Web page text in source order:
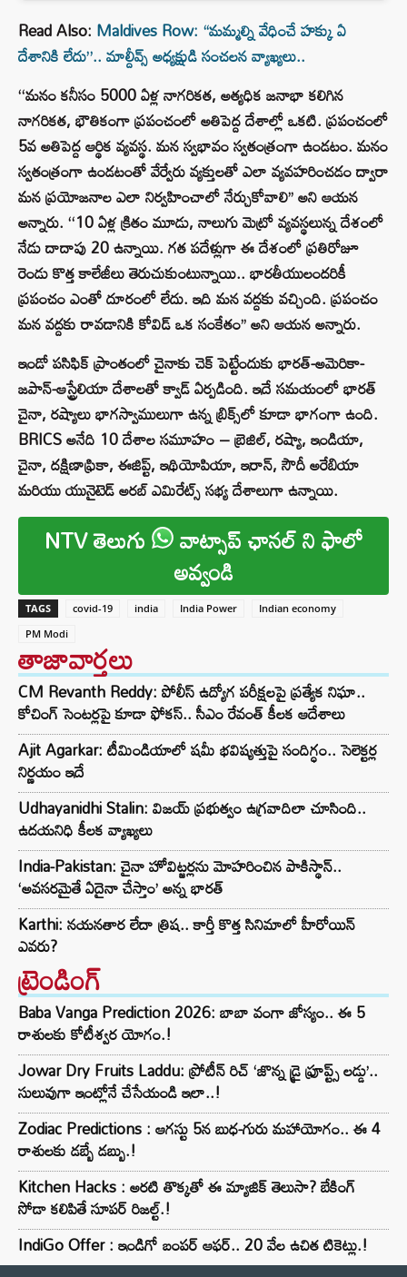
Read Also: Maldives Row: “మమ్మల్ని వేధించే హక్కు ఏ
దేశానికి లేదు”.. మాల్దీవ్స్ అధ్యక్షుడి సంచలన వ్యాఖ్యలు..
‘‘మనం కనీసం 5000 ఏళ్ల నాగరికత, అత్యధిక జనాభా కలిగిన
నాగరికత, భౌతికంగా ప్రపంచంలో అతిపెద్ద దేశాల్లో ఒకటి. ప్రపంచంలో
5వ అతిపెద్ద ఆర్థిక వ్యవస్థ. మన స్వభావం స్వతంత్రంగా ఉండటం. మనం
స్వతంత్రంగా ఉండటంతో వేర్వేరు వ్యక్తులతో ఎలా వ్యవహరించడం ద్వారా
మన ప్రయోజనాల ఎలా నిర్వహించాలో నేర్చుకోవాలి’’ అని ఆయన
అన్నారు. ‘‘10 ఏళ్ల క్రితం మూడు, నాలుగు మెట్రో వ్యవస్థలున్న దేశంలో
నేడు దాదాపు 20 ఉన్నాయి. గత పదేళ్లుగా ఈ దేశంలో ప్రతిరోజూ
రెండు కొత్త కాలేజీలు తెరుచుకుంటున్నాయి.. భారతీయులందరికీ
ప్రపంచం ఎంతో దూరంలో లేదు. ఇది మన వద్దకు వచ్చింది. ప్రపంచం
మన వద్దకు రావడానికి కోవిడ్ ఒక సంకేతం’’ అని ఆయన అన్నారు.
ఇండో పసిఫిక్ ప్రాంతంలో చైనాకు చెక్ పెట్టేందుకు భారత్-అమెరికా-
జపాన్-ఆస్ట్రేలియా దేశాలతో క్వాడ్ ఏర్పడింది. ఇదే సమయంలో భారత్
చైనా, రష్యాలు భాగస్వాములుగా ఉన్న బ్రిక్స్‌లో కూడా భాగంగా ఉంది.
BRICS అనేది 10 దేశాల సమూహం – బ్రెజిల్, రష్యా, ఇండియా,
చైనా, దక్షిణాఫ్రికా, ఈజిప్ట్, ఇథియోపియా, ఇరాన్, సౌదీ అరేబియా
మరియు యునైటెడ్ అరబ్ ఎమిరేట్స్ సభ్య దేశాలుగా ఉన్నాయి.
NTV తెలుగు వాట్సాప్ ఛానల్ ని ఫాలో
అవ్వండి
TAGS covid-19 india India Power
Indian economy
PM Modi
తాజావార్తలు
CM Revanth Reddy: పోలీస్ ఉద్యోగ పరీక్షలపై ప్రత్యేక నిఘా..
కోచింగ్ సెంటర్లపై కూడా ఫోకస్.. సీఎం రేవంత్ కీలక ఆదేశాలు
Ajit Agarkar: టీమిండియాలో షమీ భవిష్యత్తుపై సందిగ్ధం.. సెలెక్టర్ల
నిర్ణయం ఇదే
Udhayanidhi Stalin: విజయ్ ప్రభుత్వం ఉగ్రవాదిలా చూసింది..
ఉదయనిధి కీలక వ్యాఖ్యలు
India-Pakistan: చైనా హోవిట్జర్లను మోహరించిన పాకిస్థాన్..
‘అవసరమైతే ఏదైనా చేస్తాం’ అన్న భారత్
Karthi: నయనతార లేదా త్రిష.. కార్తీ కొత్త సినిమాలో హీరోయిన్
ఎవరు?
ట్రెండింగ్‌
Baba Vanga Prediction 2026: బాబా వంగా జోస్యం.. ఈ 5
రాశులకు కోటీశ్వర యోగం.!
Jowar Dry Fruits Laddu: ప్రోటీన్ రిచ్ ‘జొన్న డ్రై ఫ్రూప్ట్స్ లడ్డు’..
సులువుగా ఇంట్లోనే చేసేయండి ఇలా..!
Zodiac Predictions : ఆగస్టు 5న బుధ-గురు మహాయోగం.. ఈ 4
రాశులకు డబ్బే డబ్బు.!
Kitchen Hacks : అరటి తొక్కతో ఈ మ్యాజిక్ తెలుసా? బేకింగ్
సోడా కలిపితే సూపర్ రిజల్ట్.!
IndiGo Offer : ఇండిగో బంపర్ ఆఫర్.. 20 వేల ఉచిత టికెట్లు.!